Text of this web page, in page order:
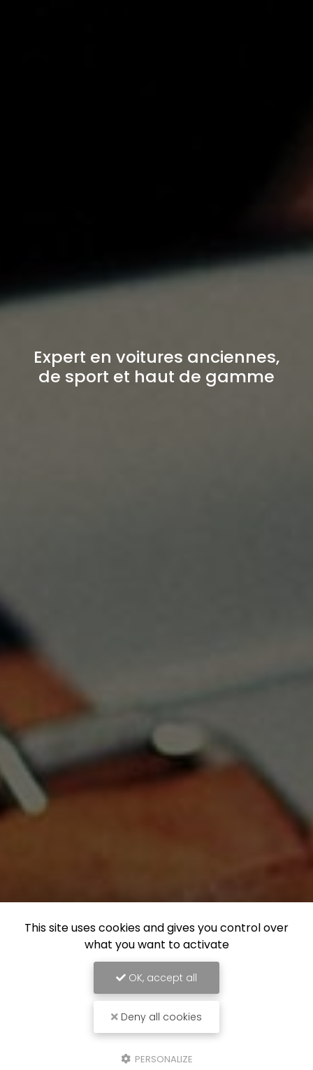
Expert en voitures anciennes,
de sport et haut de gamme
This site uses cookies and gives you control over
what you want to activate
OK, accept all
Deny all cookies
PERSONALIZE